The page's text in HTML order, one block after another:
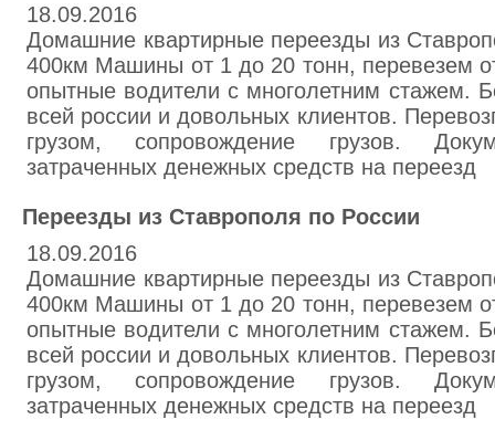
18.09.2016
Домашние квартирные переезды из
400км Машины от 1 до 20 тонн, перевезем
опытные водители с многолетним стажем.
всей россии и довольных клиентов.
грузом, сопровождение грузов.
затраченных денежных средств на переезд
Переезды из Ставрополя по России
18.09.2016
Домашние квартирные переезды из
400км Машины от 1 до 20 тонн, перевезем
опытные водители с многолетним стажем.
всей россии и довольных клиентов.
грузом, сопровождение грузов.
затраченных денежных средств на переезд